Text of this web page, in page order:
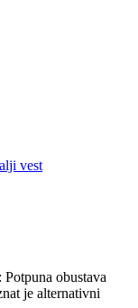
vest
obustava
je alternativni